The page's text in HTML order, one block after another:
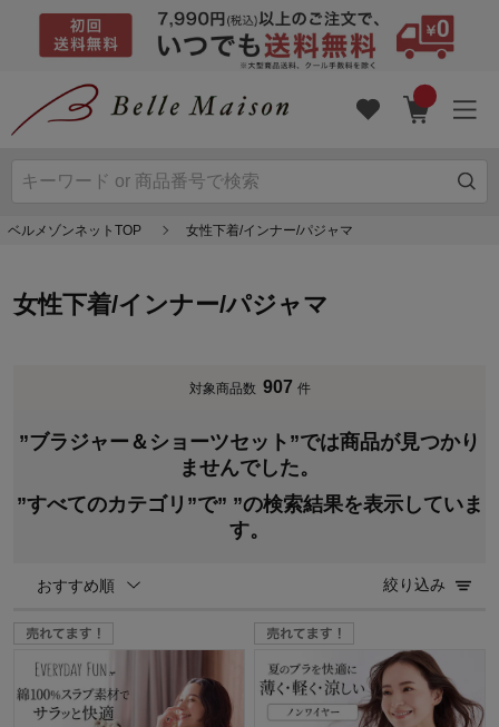
ベルメゾンネットTOP 女性下着/インナー/パジャマ
女性下着/インナー/パジャマ
対象商品数 907 件
”ブラジャー＆ショーツセット”では商品が見つかり
ませんでした。
”すべてのカテゴリ”で” ”の検索結果を表示していま
す。
おすすめ順 絞り込み